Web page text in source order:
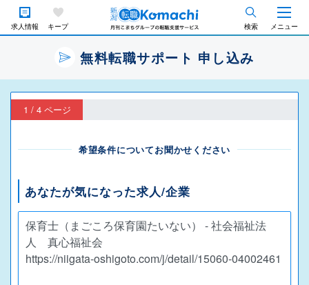
求人情報 キープ 検索 メニュー
無料転職サポート 申し込み
1 / 4 ページ
希望条件についてお聞かせください
あなたが気になった求人/企業